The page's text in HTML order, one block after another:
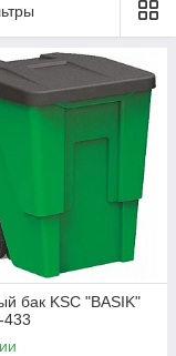
бак KSC "BASIK"
433